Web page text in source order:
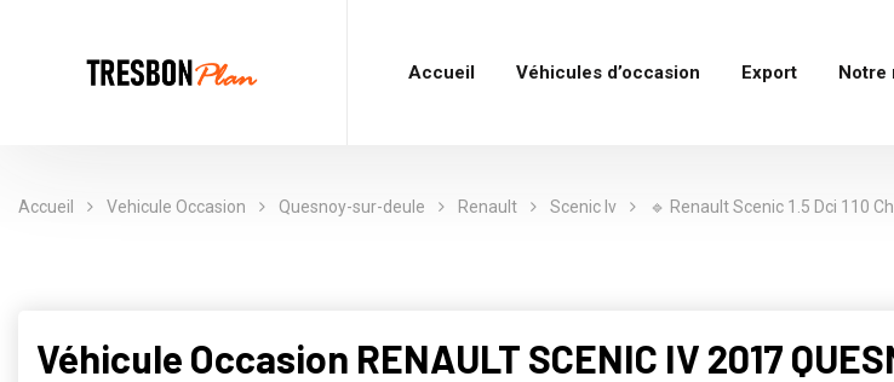
Accueil Véhicules d’occasion Export Notre
Accueil Vehicule Occasion Quesnoy-sur-deule Renault Scenic Iv 🔹 Renault Scenic 1.5 Dci 110
Véhicule Occasion RENAULT SCENIC IV 2017